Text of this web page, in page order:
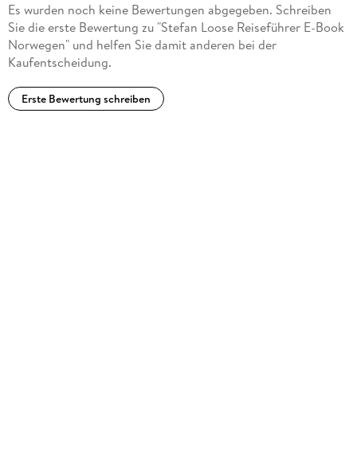
Es wurden noch keine Bewertungen abgegeben. Schreiben
Sie die erste Bewertung zu "Stefan Loose Reiseführer E-Book
Norwegen" und helfen Sie damit anderen bei der
Kaufentscheidung.
Erste Bewertung schreiben